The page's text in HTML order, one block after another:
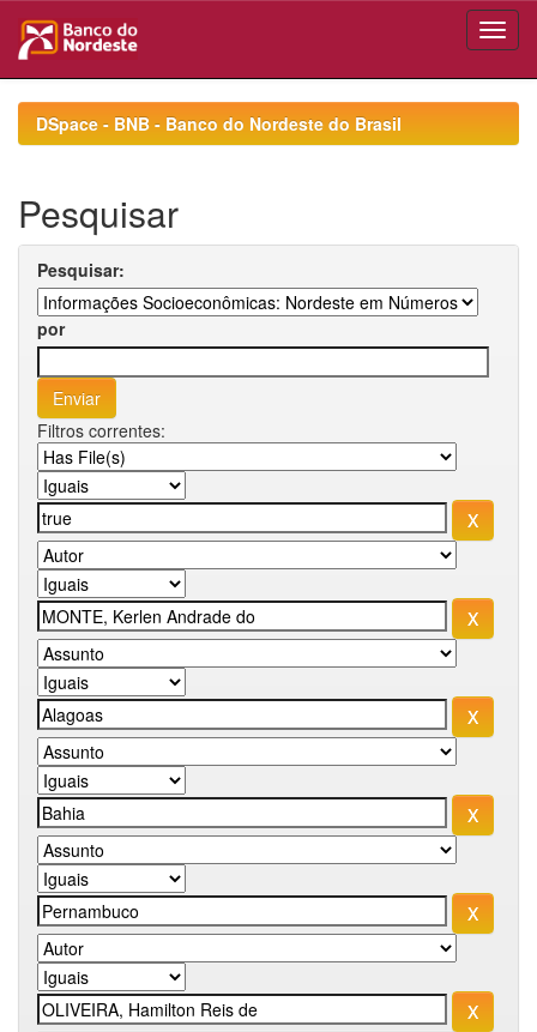
navigationDSpace - BNB - Banco do Nordeste do Brasil
Pesquisar
Pesquisar:
por
Filtros correntes: